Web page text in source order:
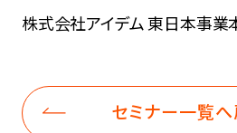
株式会社アイデム 東日本事
セミナー一覧へ